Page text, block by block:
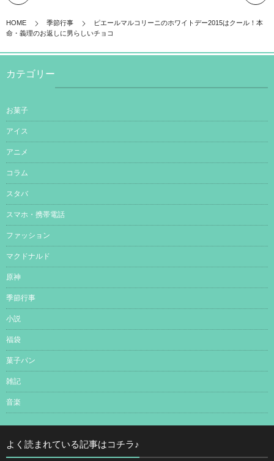
HOME 季節行事
ピエールマルコリーニのホワイトデー2015はクール！本
命・義理のお返しに男らしいチョコ
カテゴリー
お菓子
アイス
アニメ
コラム
スタバ
スマホ・携帯電話
ファッション
マクドナルド
原神
季節行事
小説
福袋
菓子パン
雑記
音楽
よく読まれている記事はコチラ♪